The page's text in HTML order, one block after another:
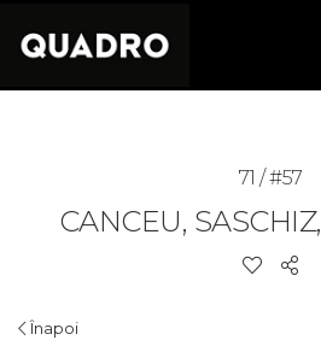
71 / #57
CANCEU,
Înapoi